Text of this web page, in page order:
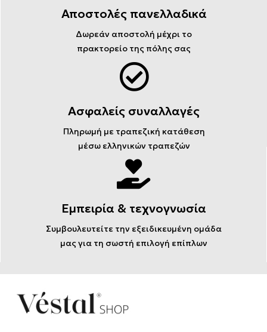
Αποστολές πανελλαδικά
Δωρεάν αποστολή μέχρι το
πρακτορείο της πόλης σας
Ασφαλείς συναλλαγές
Πληρωμή με τραπεζική κατάθεση
μέσω ελληνικών τραπεζών
Εμπειρία & τεχνογνωσία
Συμβουλευτείτε την εξειδικευμένη ομάδα
μας για τη σωστή επιλογή επίπλων